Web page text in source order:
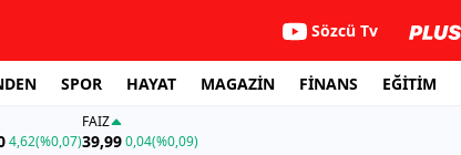
Sözcü Tv
SPOR HAYAT MAGAZİN FİNANS EĞİTİM
4,62(%0,07)
FAİZ
39,990,04(%0,09)